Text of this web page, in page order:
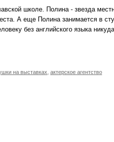
школе. Полина - звезда
А еще Полина занимается в
без английского языка
на выставках актерское агентство